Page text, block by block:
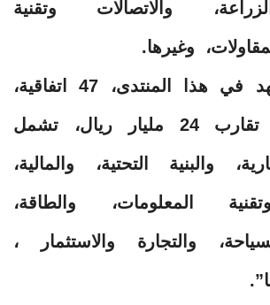
والاتصالات وتقنية
وغيرها.
وأضاف “سنشهد في هذا المنتدى، 47 اتفاقية،
بقيمة إجمالية تقارب 24 مليار ريال، تشمل
والبنية التحتية، والمالية،
المعلومات، والطاقة،
والتجارة والاستثمار ،